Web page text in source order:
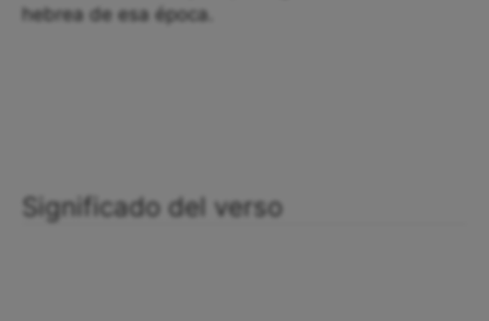
hebrea de esa época.
Significado del verso